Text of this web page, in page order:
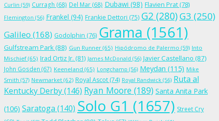
Curlin (59) Curragh (68) Del Mar (68) Dubawi (98) Flavien Prat (78)
Flemington (56) Frankel (94) Frankie Dettori (75) G2 (280)G3 (250)
Galileo (168) Godolphin (76) Grama (1561)
Gulfstream Park(88) Gun Runner (65) Hipódromo de Palermo (59) Into
Mischief (65) Irad Ortiz Jr. (81) James McDonald (56) Javier Castellano (87)
John Gosden (67) Keeneland (65) Longchamp (56) Meydan (115) Mike
Smith (57) Newmarket (62) Royal Ascot (74) Royal Randwick (56) Ruta al
Kentucky Derby(146) Ryan Moore (189) Santa Anita Park
(106) Saratoga (140) Solo G1 (1657) Street Cry